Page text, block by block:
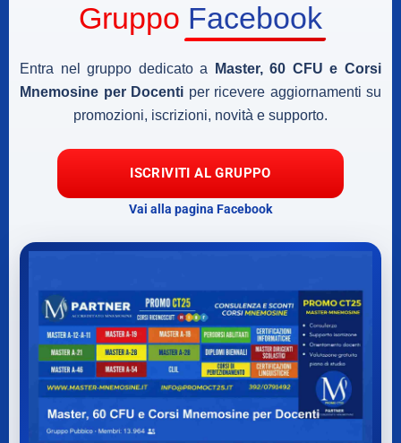
Gruppo Facebook
Entra nel gruppo dedicato a
Master, 60 CFU e Corsi
Mnemosine per Docenti per ricevere aggiornamenti su
promozioni, iscrizioni, novità e supporto.
ISCRIVITI AL GRUPPO
Vai alla pagina Facebook